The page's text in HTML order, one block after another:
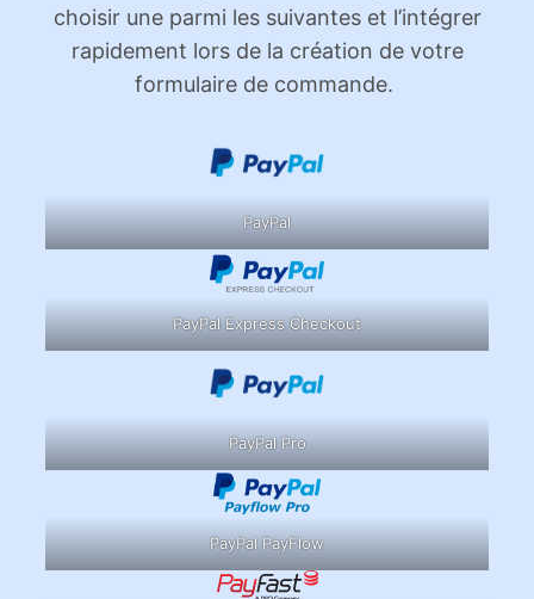
choisir une parmi les suivantes et l’intégrer
rapidement lors de la création de votre
formulaire de commande.
PayPal
PayPal Express Checkout
PayPal Pro
PayPal PayFlow